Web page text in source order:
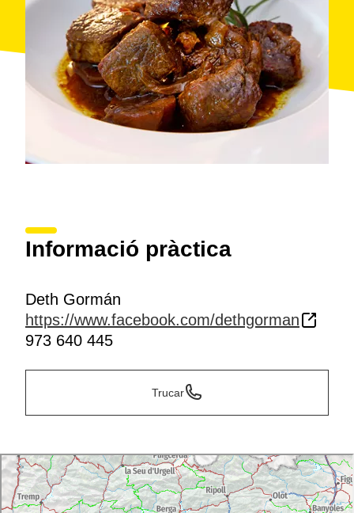
Informació pràctica
Deth Gormán
https://www.facebook.com/dethgorman
973 640 445
Trucar